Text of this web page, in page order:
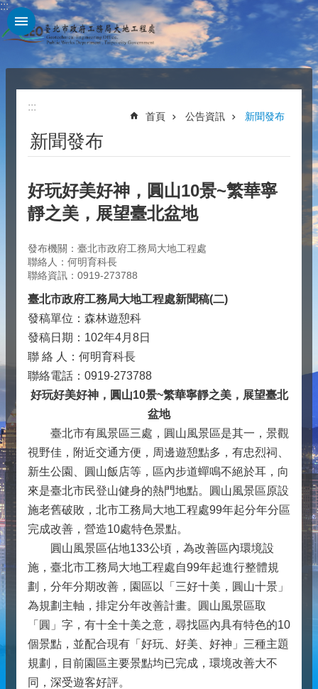
跳到主要內容區塊
:::
:::
首頁 公告資訊 新聞發布
新聞發布
好玩好美好神，圓山10景~繁華寧
靜之美，展望臺北盆地
發布機關：臺北市政府工務局大地工程處
聯絡人：何明育科長
聯絡資訊：0919-273788
臺北市政府工務局大地工程處新聞稿(二)
發稿單位：森林遊憩科
發稿日期：102年4月8日
聯 絡 人：何明育科長
聯絡電話：0919-273788
好玩好美好神，圓山10景~繁華寧靜之美，展望臺北
盆地
臺北市有風景區三處，圓山風景區是其一，景觀
視野佳，附近交通方便，周邊遊憩點多，有忠烈祠、
新生公園、圓山飯店等，區內步道蟬鳴不絕於耳，向
來是臺北市民登山健身的熱門地點。圓山風景區原設
施老舊破敗，北市工務局大地工程處99年起分年分區
完成改善，營造10處特色景點。
圓山風景區佔地133公頃，為改善區內環境設
施，臺北市工務局大地工程處自99年起進行整體規
劃，分年分期改善，園區以「三好十美，圓山十景」
為規劃主軸，排定分年改善計畫。圓山風景區取
「圓」字，有十全十美之意，尋找區內具有特色的10
個景點，並配合現有「好玩、好美、好神」三種主題
規劃，目前園區主要景點均已完成，環境改善大不
同，深受遊客好評。